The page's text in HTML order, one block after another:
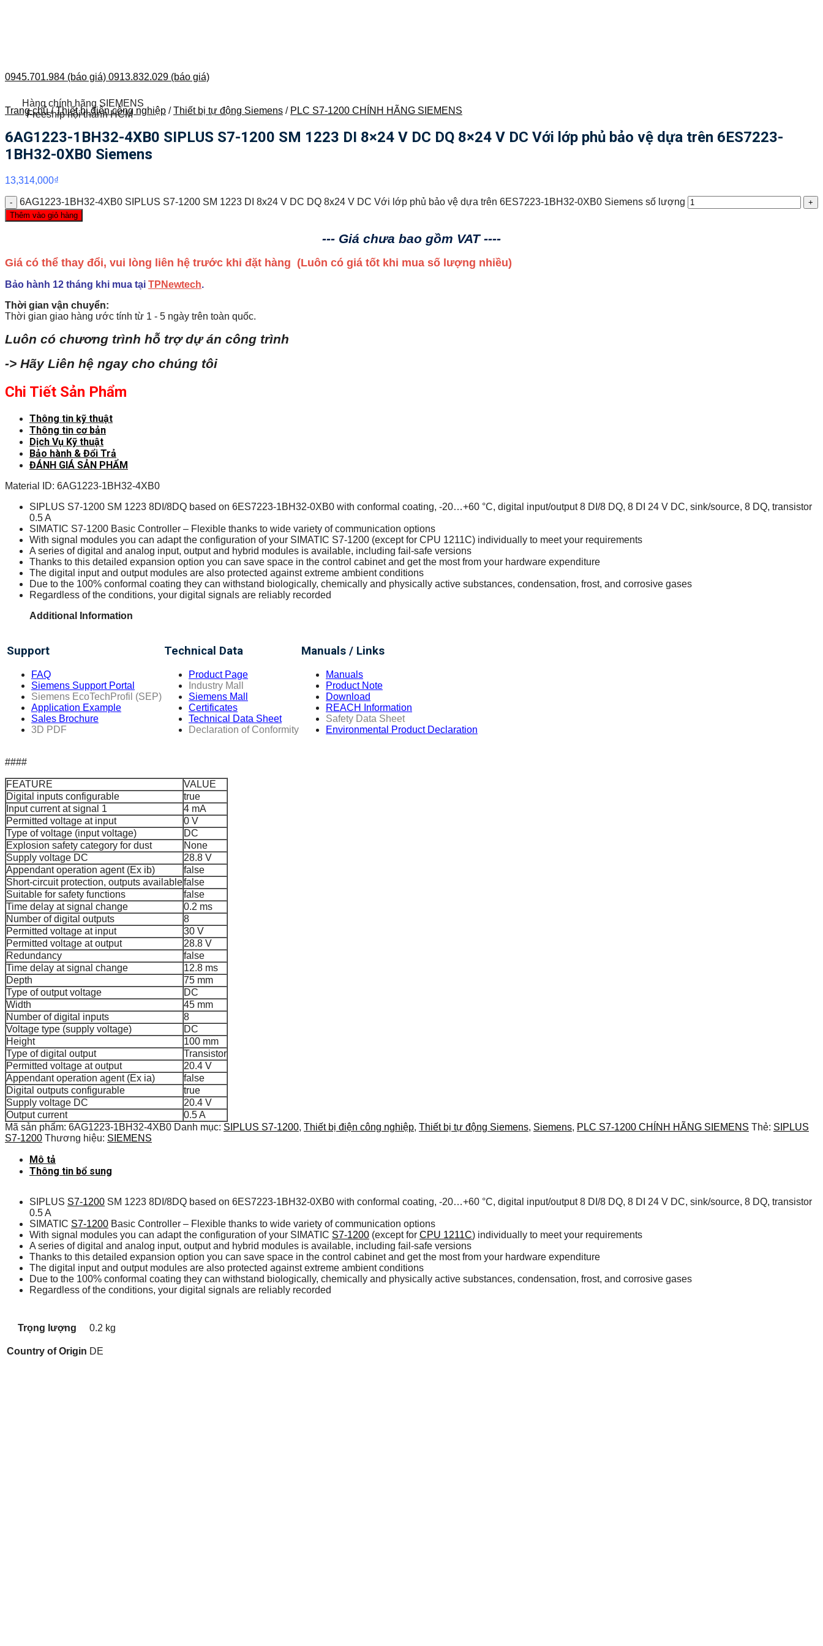
0945.701.984 (báo giá) 0913.832.029 (báo giá)
Hàng chính hãng SIEMENS
Freeship nội thành HCM
Trang chủ / Thiết bị điện công nghiệp / Thiết bị tự động Siemens / PLC S7-1200 CHÍNH HÃNG SIEMENS
6AG1223-1BH32-4XB0 SIPLUS S7-1200 SM 1223 DI 8×24 V DC DQ 8×24 V DC Với lớp phủ bảo vệ dựa trên 6ES7223-
1BH32-0XB0 Siemens
13,314,000₫
6AG1223-1BH32-4XB0 SIPLUS S7-1200 SM 1223 DI 8x24 V DC DQ 8x24 V DC Với lớp phủ bảo vệ dựa trên 6ES7223-1BH32-0XB0 Siemens số lượng
Thêm vào giỏ hàng
--- Giá chưa bao gồm VAT ----
Giá có thể thay đổi, vui lòng liên hệ trước khi đặt hàng (Luôn có giá tốt khi mua số lượng nhiều)
Bảo hành 12 tháng khi mua tại TPNewtech.
Thời gian vận chuyển:
Thời gian giao hàng ước tính từ 1 - 5 ngày trên toàn quốc.
Luôn có chương trình hỗ trợ dự án công trình
-> Hãy Liên hệ ngay cho chúng tôi
Chi Tiết Sản Phẩm
Thông tin kỹ thuật
Thông tin cơ bản
Dịch Vụ Kỹ thuật
Bảo hành & Đổi Trả
ĐÁNH GIÁ SẢN PHẨM
Material ID: 6AG1223-1BH32-4XB0
SIPLUS S7-1200 SM 1223 8DI/8DQ based on 6ES7223-1BH32-0XB0 with conformal coating, -20…+60 °C, digital input/output 8 DI/8 DQ, 8 DI 24 V DC, sink/source, 8 DQ, transistor
0.5 A
SIMATIC S7-1200 Basic Controller – Flexible thanks to wide variety of communication options
With signal modules you can adapt the configuration of your SIMATIC S7-1200 (except for CPU 1211C) individually to meet your requirements
A series of digital and analog input, output and hybrid modules is available, including fail-safe versions
Thanks to this detailed expansion option you can save space in the control cabinet and get the most from your hardware expenditure
The digital input and output modules are also protected against extreme ambient conditions
Due to the 100% conformal coating they can withstand biologically, chemically and physically active substances, condensation, frost, and corrosive gases
Regardless of the conditions, your digital signals are reliably recorded
Additional Information
Support
FAQ
Siemens Support Portal
Siemens EcoTechProfil (SEP)
Application Example
Sales Brochure
3D PDF
Technical Data
Product Page
Industry Mall
Siemens Mall
Certificates
Technical Data Sheet
Declaration of Conformity
Manuals / Links
Manuals
Product Note
Download
REACH Information
Safety Data Sheet
Environmental Product Declaration
####
FEATURE
VALUE
Digital inputs configurable
true
Input current at signal 1
4 mA
Permitted voltage at input
0 V
Type of voltage (input voltage)
DC
Explosion safety category for dust
None
Supply voltage DC
28.8 V
Appendant operation agent (Ex ib)
false
Short-circuit protection, outputs availablefalse
Suitable for safety functions
false
Time delay at signal change
0.2 ms
Number of digital outputs
8
Permitted voltage at input
30 V
Permitted voltage at output
28.8 V
Redundancy
false
Time delay at signal change
12.8 ms
Depth
75 mm
Type of output voltage
DC
Width
45 mm
Number of digital inputs
8
Voltage type (supply voltage)
DC
Height
100 mm
Type of digital output
Transistor
Permitted voltage at output
20.4 V
Appendant operation agent (Ex ia)
false
Digital outputs configurable
true
Supply voltage DC
20.4 V
Output current
0.5 A
Mã sản phẩm: 6AG1223-1BH32-4XB0 Danh mục: SIPLUS S7-1200, Thiết bị điện công nghiệp, Thiết bị tự động Siemens, Siemens, PLC S7-1200 CHÍNH HÃNG SIEMENS Thẻ: SIPLUS
S7-1200 Thương hiệu: SIEMENS
Mô tả
Thông tin bổ sung
SIPLUS S7-1200 SM 1223 8DI/8DQ based on 6ES7223-1BH32-0XB0 with conformal coating, -20…+60 °C, digital input/output 8 DI/8 DQ, 8 DI 24 V DC, sink/source, 8 DQ, transistor
0.5 A
SIMATIC S7-1200 Basic Controller – Flexible thanks to wide variety of communication options
With signal modules you can adapt the configuration of your SIMATIC S7-1200 (except for CPU 1211C) individually to meet your requirements
A series of digital and analog input, output and hybrid modules is available, including fail-safe versions
Thanks to this detailed expansion option you can save space in the control cabinet and get the most from your hardware expenditure
The digital input and output modules are also protected against extreme ambient conditions
Due to the 100% conformal coating they can withstand biologically, chemically and physically active substances, condensation, frost, and corrosive gases
Regardless of the conditions, your digital signals are reliably recorded
Trọng lượng 0.2 kg
Country of Origin DE